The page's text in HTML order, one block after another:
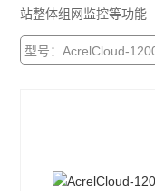
Acrel-2000 V8.0 光
站整体组网监控等功能
型号：AcrelCloud-